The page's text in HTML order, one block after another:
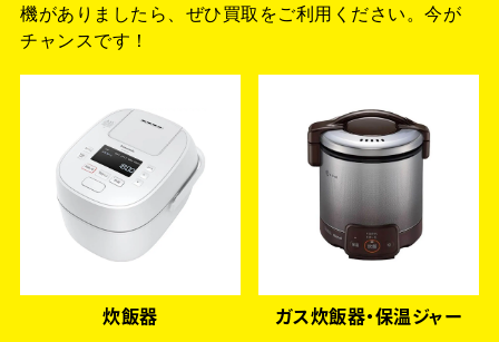
機がありましたら、 ぜひ買取をご利用ください。今が
チャンスです！
炊飯器 ガス炊飯器・保温ジャー